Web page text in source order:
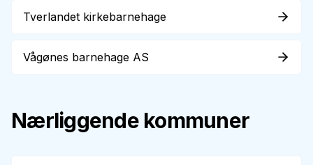
Tverlandet kirkebarnehage
Vågønes barnehage AS
Nærliggende kommuner